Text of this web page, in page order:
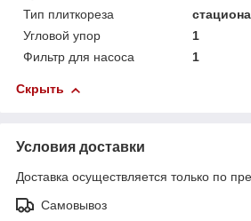
Тип плиткореза
Угловой упор
1
Фильтр для насоса
1
Скрыть
Условия доставки
Доставка осуществляется только по
Самовывоз